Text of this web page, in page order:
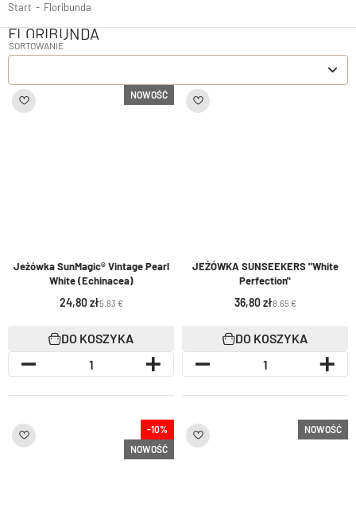
Start Floribunda
FLORIBUNDA
Jeżówka SunMagic® Vintage Pearl
White (Echinacea)
24,80 5.83 €
DO KOSZYKA
NOWOŚĆ
JEŻÓWKA SUNSEEKERS "White
Perfection"
36,80 8.65 €
DO KOSZYKA
-10%
NOWOŚĆ
NOWOŚĆ